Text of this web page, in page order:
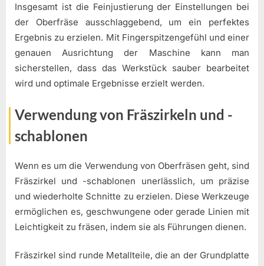
Insgesamt ist die Feinjustierung der Einstellungen bei
der Oberfräse ausschlaggebend, um ein perfektes
Ergebnis zu erzielen. Mit Fingerspitzengefühl und einer
genauen Ausrichtung der Maschine kann man
sicherstellen, dass das Werkstück sauber bearbeitet
wird und optimale Ergebnisse erzielt werden.
Verwendung von Fräszirkeln und -
schablonen
Wenn es um die Verwendung von Oberfräsen geht, sind
Fräszirkel und -schablonen unerlässlich, um präzise
und wiederholte Schnitte zu erzielen. Diese Werkzeuge
ermöglichen es, geschwungene oder gerade Linien mit
Leichtigkeit zu fräsen, indem sie als Führungen dienen.
Fräszirkel sind runde Metallteile, die an der Grundplatte